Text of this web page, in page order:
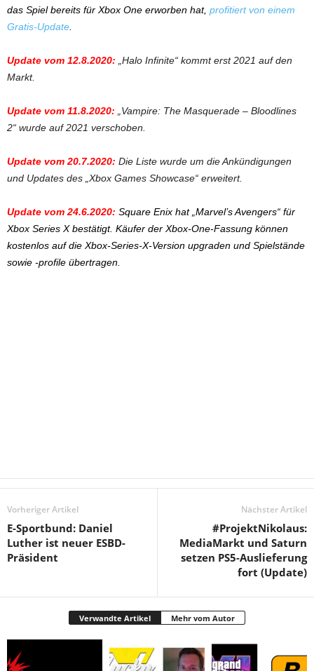
das Spiel bereits für Xbox One erworben hat, profitiert von einem
Gratis-Update
Update vom 12.8.2020: „Halo Infinite“ kommt erst 2021 auf den
Markt.
Update vom 11.8.2020: „Vampire: The Masquerade – Bloodlines
2“ wurde auf 2021 verschoben.
Update vom 20.7.2020: Die Liste wurde um die Ankündigungen
und Updates des „Xbox Games Showcase“ erweitert.
Update vom 24.6.2020: Square Enix hat „Marvel’s Avengers“ für
Xbox Series X bestätigt. Käufer der Xbox-One-Fassung können
kostenlos auf die Xbox-Series-X-Version upgraden und Spielstände
sowie -profile übertragen.
Vorheriger Artikel
E-Sportbund: Daniel
Luther ist neuer ESBD-
Präsident
Nächster Artikel
#ProjektNikolaus:
MediaMarkt und Saturn
setzen PS5-Auslieferung
fort (Update)
Verwandte Artikel Mehr vom Autor